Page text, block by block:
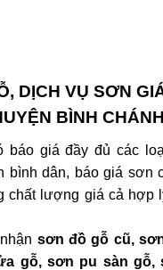
DỊCH VỤ SƠN
BÌNH
báo giá đầy đủ các
bình dân, báo giá sơn
chất lượng giá cả hợp
sơn đồ gỗ cũ,
gỗ, sơn pu sàn gỗ,